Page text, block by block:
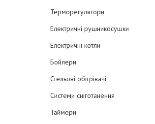
Терморегулятори
Електричні рушникосушки
Електричні котли
Бойлери
Стельові обігрівачі
Системи сніготанення
Таймери